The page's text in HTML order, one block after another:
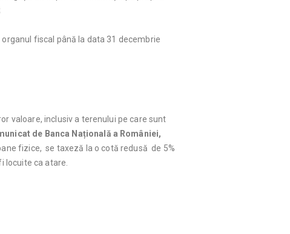
fiscal până la data 31 decembrie
valoare, inclusiv a terenului pe care sunt
de Banca Națională a României,
fizice, se taxeză la o cotă redusă de 5%
locuite ca atare.